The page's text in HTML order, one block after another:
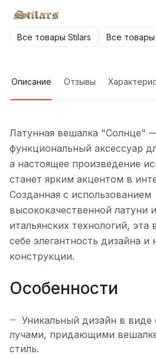
Все товары Stilars Все товары
Описание Отзывы
Латунная вешалка "Солнце"
функциональный аксессуар
а настоящее произведение
станет ярким акцентом в
Созданная с использованием
высококачественной латуни
итальянских технологий, эта
себе элегантность дизайна и
конструкции.
Особенности
Уникальный дизайн в
лучами, придающими
стиль.